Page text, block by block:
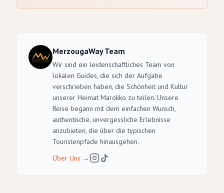
MerzougaWay Team
Wir sind ein leidenschaftliches Team von
lokalen Guides, die sich der Aufgabe
verschrieben haben, die Schönheit und Kultur
unserer Heimat Marokko zu teilen. Unsere
Reise begann mit dem einfachen Wunsch,
authentische, unvergessliche Erlebnisse
anzubieten, die über die typischen
Touristenpfade hinausgehen.
Über Uns →